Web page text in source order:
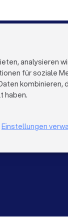
Über
analysieren
für soziale
kombinieren,
haben.
Einstellungen